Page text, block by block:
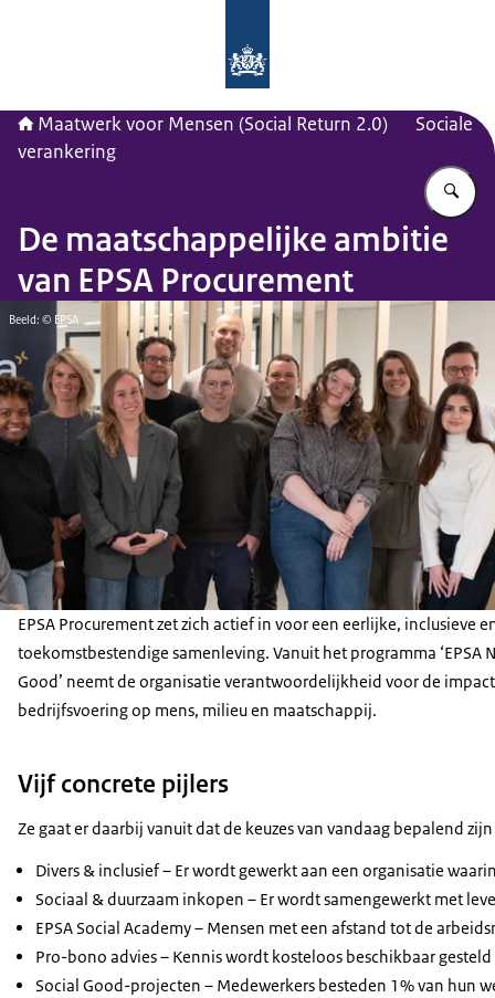
Maatwerk voor Mensen (Social Return 2.0)
Sociale
verankering
De maatschappelijke ambitie
van EPSA Procurement
Beeld: © EPSA
EPSA Procurement zet zich actief in voor een eerlijke, inclusieve
toekomstbestendige samenleving. Vanuit het programma ‘EPSA
Good’ neemt de organisatie verantwoordelijkheid voor de
bedrijfsvoering op mens, milieu en maatschappij.
Vijf concrete pijlers
Ze gaat er daarbij vanuit dat de keuzes van vandaag bepalend
Divers & inclusief – Er wordt gewerkt aan een organisatie
Sociaal & duurzaam inkopen – Er wordt samengewerkt met
EPSA Social Academy – Mensen met een afstand tot de
Pro-bono advies – Kennis wordt kosteloos beschikbaar
Social Good-projecten – Medewerkers besteden 1% van hun